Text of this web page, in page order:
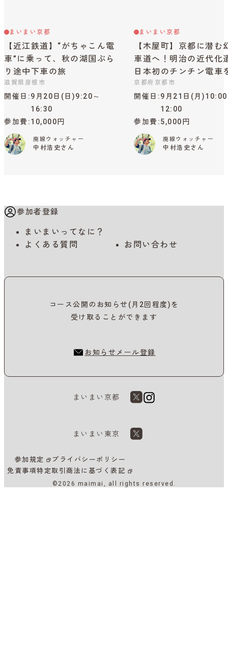
まいまい京都
【近江鉄道】“がちゃこん電
車”に乗って、秋の湖国ぶら
り途中下車の旅
滋賀県彦根市
開催日
9月20日(日)9:20～
16:30
参加費 10,000円
廃線ウォッチャー
中村浩史さん
まいまい京都
【木屋町】京都に潜む
車道へ！明治の近代化
日本初のチンチン電車
京都府京都市
開催日
9月21日(月
12:00
参加費 5,000円
廃線ウォッチャー
中村浩史さん
参加者登録
まいまいってなに？
よくある質問
お問い合わせ
コース公開のお知らせ(月2回程度)を
受け取ることができます
お知らせメール登録
まいまい京都
まいまい東京
参加規定
プライバシーポリシー
免責事項特定取引商法に基づく表記
©2026 maimai, all rights reserved.